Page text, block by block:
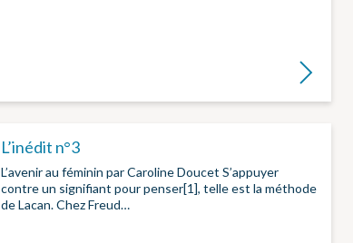
Lire la suite
L’inédit n°3
L’avenir au féminin par Caroline Doucet S’appuyer
contre un signifiant pour penser[1], telle est la méthode
de Lacan. Chez Freud…